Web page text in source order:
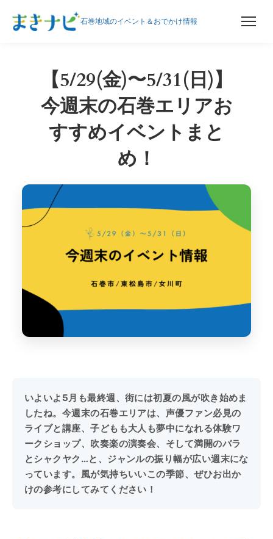
石巻地域のイベント＆おでかけ情報
【5/29(金)〜5/31(日)】
今週末の石巻エリアお
すすめイベントまと
め！
いよいよ5月も最終週、街には初夏の風が吹き始めま
したね。今週末の石巻エリアは、声優ファン必見の
ライブと講座、子どもも大人も夢中になれる体験ワ
ークショップ、吹奏楽の演奏会、そして満開のバラ
とシャクヤク…と、ジャンルの振り幅が広い週末にな
っています。風が気持ちいいこの季節、ぜひお出か
けの参考にしてみてください！